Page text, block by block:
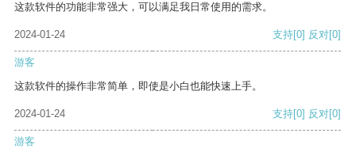
这款软件的功能非常强大，可以满足我日常使用的需求。
2024-01-24 支持[0] 反对[0]
游客
这款软件的操作非常简单，即使是小白也能快速上手。
2024-01-24 支持[0] 反对[0]
游客